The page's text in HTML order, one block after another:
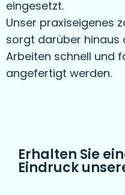
eingesetzt.
Unser praxiseigenes
sorgt darüber hinaus
Arbeiten schnell und
angefertigt werden.
Erhalten Sie
Eindruck